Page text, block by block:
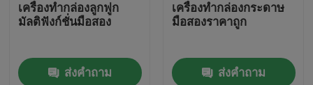
ติดต่อเรา
เครื่องทำกล่องลูกฟูก
มัลติฟังก์ชั่นมือสอง
ส่งคำถาม
เครื่องทํากล่องกระดาษ
มือสองราคาถูก
ส่งคำถาม